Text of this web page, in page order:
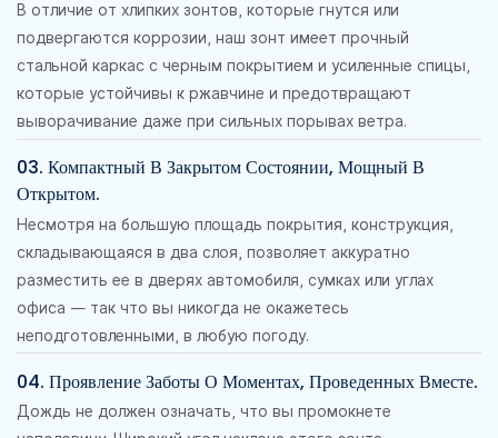
В отличие от хлипких зонтов, которые гнутся или
подвергаются коррозии, наш зонт имеет прочный
стальной каркас с черным покрытием и усиленные спицы,
которые устойчивы к ржавчине и предотвращают
выворачивание даже при сильных порывах ветра.
03. Компактный В Закрытом Состоянии, Мощный В
Открытом.
Несмотря на большую площадь покрытия, конструкция,
складывающаяся в два слоя, позволяет аккуратно
разместить ее в дверях автомобиля, сумках или углах
офиса — так что вы никогда не окажетесь
неподготовленными, в любую погоду.
04. Проявление Заботы О Моментах, Проведенных Вместе.
Дождь не должен означать, что вы промокнете